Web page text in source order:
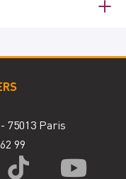
75013 Paris
99